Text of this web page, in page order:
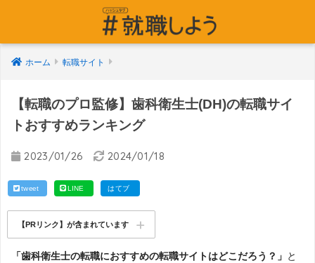
ホーム 転職サイト
【転職のプロ監修】歯科衛生士(DH)の転職サイ
トおすすめランキング
2023/01/26 2024/01/18
tweet LINE はてブ
【PRリンク】が含まれています
「歯科衛生士の転職におすすめの転職サイトはどこだろう？」 と